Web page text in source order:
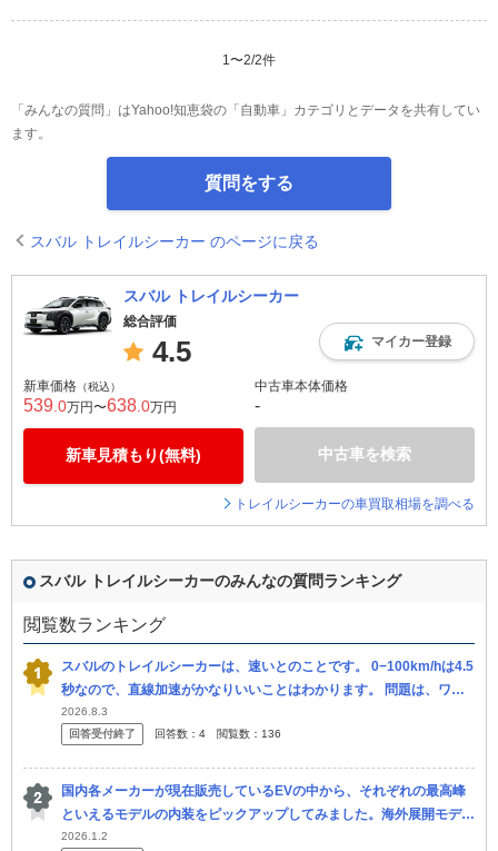
1 〜2/2件
「みんなの質問」はYahoo!知恵袋の「自動車」カテゴリとデータを共有してい
ます。
質問をする
スバル トレイルシーカー のページに戻る
スバル トレイルシーカー
総合評価
4.5 マイカー登録
新車価格 （税込）
539 .0万円〜638 .0万円
新車見積もり(無料)
中古車本体価格
-
中古車を検索
トレイルシーカーの車買取相場を調べる
スバル トレイルシーカーのみんなの質問ランキング
閲覧数ランキング
スバルのトレイルシーカーは、速いとのことです。 0−100km/hは4.5
秒なので、直線加速がかなりいいことはわかります。 問題は、ワイ
ンディング、特に下りなんですが、速く楽しく運転できますか？
2026.8.3
回答受付終了
回答数： 4 閲覧数： 136
国内各メーカーが現在販売しているEVの中から、それぞれの最高峰
といえるモデルの内装をピックアップしてみました。海外展開モデル
も含めてリサーチしましたが、もし間違ってる部分があればご指摘く
2026.1.2